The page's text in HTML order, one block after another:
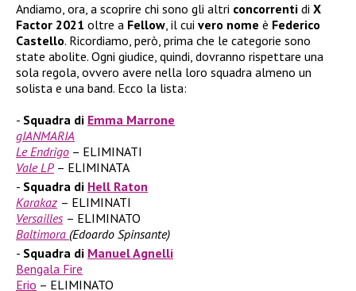
Andiamo, ora, a scoprire chi sono gli altri concorrenti di X
Factor 2021 oltre a Fellow, il cui vero nome è Federico
Castello. Ricordiamo, però, prima che le categorie sono
state abolite. Ogni giudice, quindi, dovranno rispettare una
sola regola, ovvero avere nella loro squadra almeno un
solista e una band. Ecco la lista:
Squadra di Emma Marrone
gIANMARIA
Le Endrigo – ELIMINATI
Vale LP – ELIMINATA
Squadra di Hell Raton
Karakaz – ELIMINATI
Versailles – ELIMINATO
Baltimora (Edoardo Spinsante)
Squadra di Manuel Agnelli
Bengala Fire
Erio – ELIMINATO